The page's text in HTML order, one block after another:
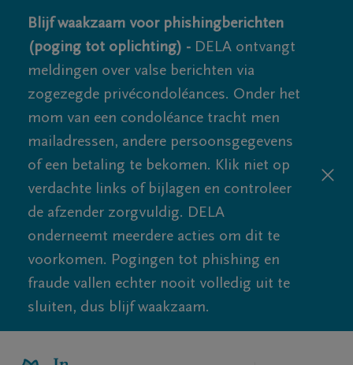
Blijf waakzaam voor phishingberichten
(poging tot oplichting) - DELA ontvangt
meldingen over valse berichten via
zogezegde privécondoléances. Onder het
mom van een condoléance tracht men
mailadressen, andere persoonsgegevens
of een betaling te bekomen. Klik niet op
verdachte links of bijlagen en controleer
de afzender zorgvuldig. DELA
onderneemt meerdere acties om dit te
voorkomen. Pogingen tot phishing en
fraude vallen echter nooit volledig uit te
sluiten, dus blijf waakzaam.